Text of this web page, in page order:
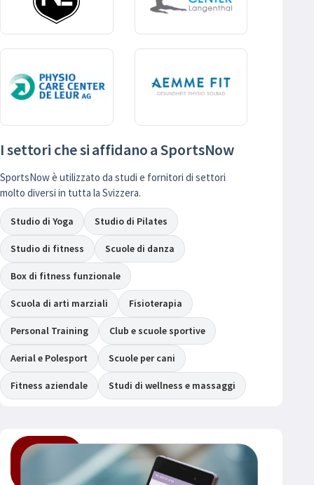
I settori che si affidano a SportsNow
SportsNow è utilizzato da studi e fornitori di settori
molto diversi in tutta la Svizzera.
Studio di Yoga Studio di Pilates
Studio di fitness Scuole di danza
Box di fitness funzionale
Scuola di arti marziali Fisioterapia
Personal Training Club e scuole sportive
Aerial e Polesport Scuole per cani
Fitness aziendale Studi di wellness e massaggi